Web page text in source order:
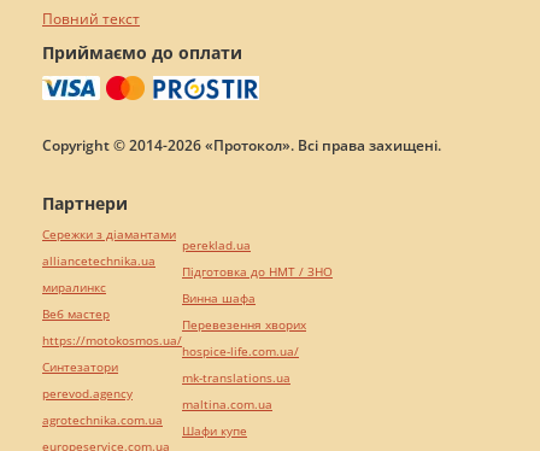
Повний текст
Приймаємо до оплати
Copyright © 2014-2026 «Протокол». Всі права захищені.
Партнери
Сережки з діамантами
alliancetechnika.ua
миралинкс
Веб мастер
https://motokosmos.ua/
Синтезатори
perevod.agency
agrotechnika.com.ua
europeservice.com.ua
pereklad.ua
Підготовка до НМТ / ЗНО
Винна шафа
Перевезення хворих
hospice-life.com.ua/
mk-translations.ua
maltina.com.ua
Шафи купе